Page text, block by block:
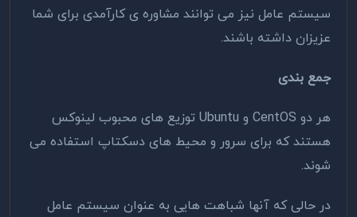
سیستم عامل نیز می توانند مشاوره ی کارآمدی برای شما
عزیزان داشته باشند.
جمع بندی
هر دو CentOS و Ubuntu توزیع های محبوب لینوکس
هستند که برای سرور و محیط های دسکتاپ استفاده می
شوند.
در حالی که آنها شباهت هایی به عنوان سیستم عامل